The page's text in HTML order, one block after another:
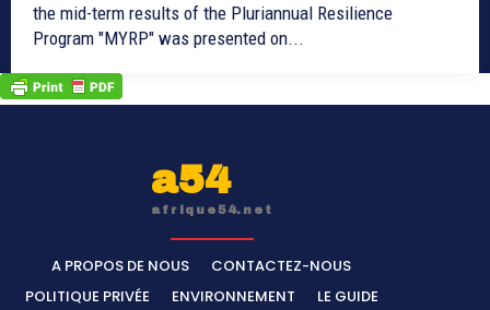
the mid-term results of the Pluriannual Resilience
Program "MYRP" was presented on...
a54
afrique54.net
A PROPOS DE NOUS
CONTACTEZ-NOUS
POLITIQUE PRIVÉE
ENVIRONNEMENT
LE GUIDE